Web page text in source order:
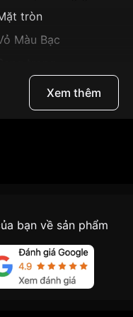
tròn
Màu Bạc
Hở tim lộ đáy, Dạ
Xem thêm
bạn về sản phẩm